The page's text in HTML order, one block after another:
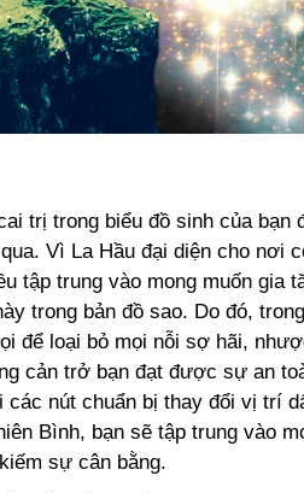
trị trong biểu đồ sinh của bạn
Vì La Hầu đại diện cho nơi
tập trung vào mong muốn gia
trong bản đồ sao. Do đó,
để loại bỏ mọi nỗi sợ hãi,
cản trở bạn đạt được sự an
nút chuẩn bị thay đổi vị trí
Bình, bạn sẽ tập trung vào
sự cân bằng.